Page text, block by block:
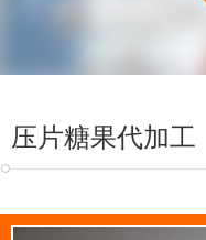
压片糖果代加工